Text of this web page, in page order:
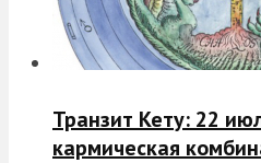
Транзит Кету: 22
кармическая